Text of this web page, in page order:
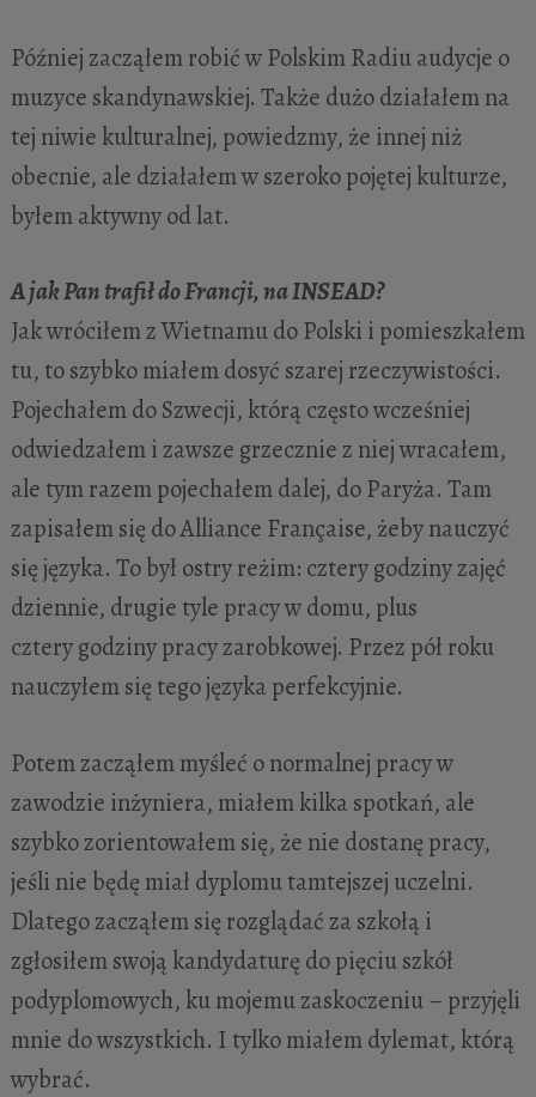
Później zacząłem robić w Polskim Radiu audycje o
muzyce skandynawskiej. Także dużo działałem na
tej niwie kulturalnej, powiedzmy, że innej niż
obecnie, ale działałem w szeroko pojętej kulturze,
byłem aktywny od lat.
A jak Pan trafił do Francji, na INSEAD?
Jak wróciłem z Wietnamu do Polski i pomieszkałem
tu, to szybko miałem dosyć szarej rzeczywistości.
Pojechałem do Szwecji, którą często wcześniej
odwiedzałem i zawsze grzecznie z niej wracałem,
ale tym razem pojechałem dalej, do Paryża. Tam
zapisałem się do Alliance Française, żeby nauczyć
się języka. To był ostry reżim: cztery godziny zajęć
dziennie, drugie tyle pracy w domu, plus
cztery godziny pracy zarobkowej. Przez pół roku
nauczyłem się tego języka perfekcyjnie.
Potem zacząłem myśleć o normalnej pracy w
zawodzie inżyniera, miałem kilka spotkań, ale
szybko zorientowałem się, że nie dostanę pracy,
jeśli nie będę miał dyplomu tamtejszej uczelni.
Dlatego zacząłem się rozglądać za szkołą i
zgłosiłem swoją kandydaturę do pięciu szkół
podyplomowych, ku mojemu zaskoczeniu – przyjęli
mnie do wszystkich. I tylko miałem dylemat, którą
wybrać.